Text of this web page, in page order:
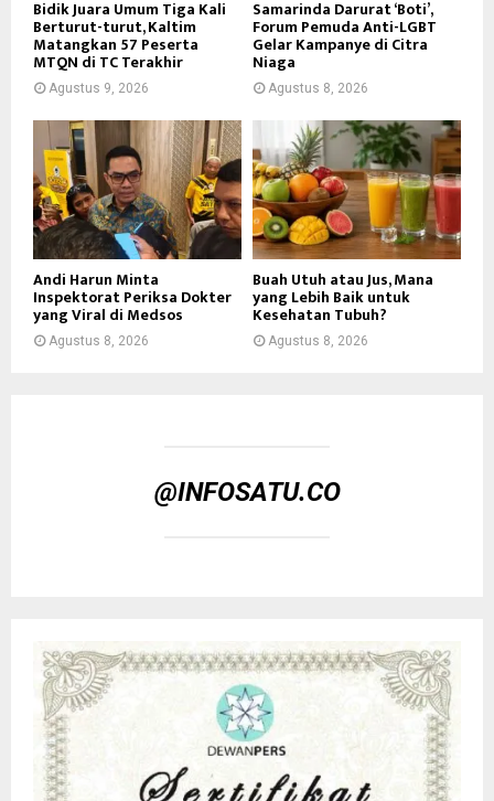
Bidik Juara Umum Tiga Kali
Berturut-turut, Kaltim
Matangkan 57 Peserta
MTQN di TC Terakhir
Agustus 9, 2026
Samarinda Darurat ‘Boti’,
Forum Pemuda Anti-LGBT
Gelar Kampanye di Citra
Niaga
Agustus 8, 2026
Andi Harun Minta
Inspektorat Periksa Dokter
yang Viral di Medsos
Agustus 8, 2026
Buah Utuh atau Jus, Mana
yang Lebih Baik untuk
Kesehatan Tubuh?
Agustus 8, 2026
@INFOSATU.CO